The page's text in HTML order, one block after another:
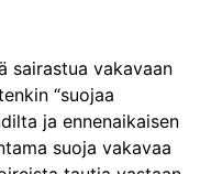
sairastua vakavaan
“suojaa
ja ennenaikaisen
suoja vakavaa